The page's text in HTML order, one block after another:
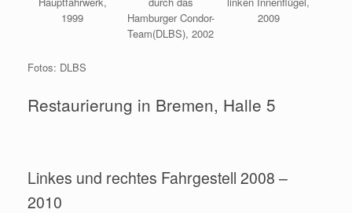
1999
Hamburger Condor-
Team(DLBS), 2002
2009
Fotos: DLBS
Restaurierung in Bremen, Halle 5
Linkes und rechtes Fahrgestell 2008 –
2010